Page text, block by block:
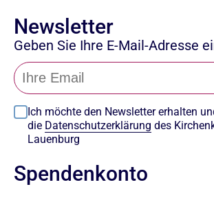
Newsletter
Geben Sie Ihre E-Mail-Adresse
Ich möchte den Newsletter erhalten
die Datenschutzerklärung des
Lauenburg
Spendenkonto